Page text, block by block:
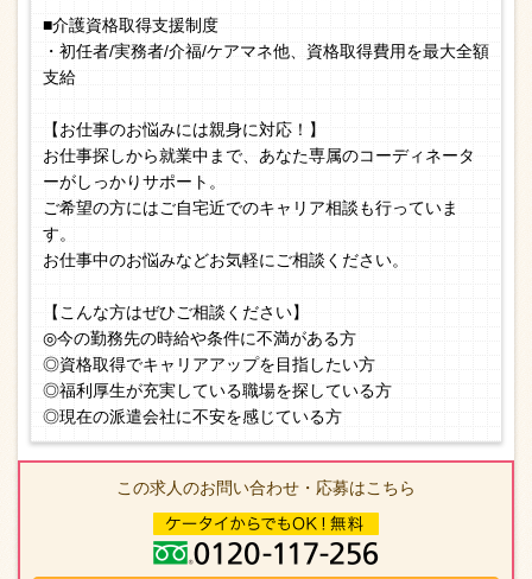
■介護資格取得支援制度
・初任者/実務者/介福/ケアマネ他、資格取得費用を最大全額
支給
【お仕事のお悩みには親身に対応！】
お仕事探しから就業中まで、あなた専属のコーディネータ
ーがしっかりサポート。
ご希望の方にはご自宅近でのキャリア相談も行っていま
す。
お仕事中のお悩みなどお気軽にご相談ください。
【こんな方はぜひご相談ください】
◎今の勤務先の時給や条件に不満がある方
◎資格取得でキャリアアップを目指したい方
◎福利厚生が充実している職場を探している方
◎現在の派遣会社に不安を感じている方
この求人のお問い合わせ・応募はこちら